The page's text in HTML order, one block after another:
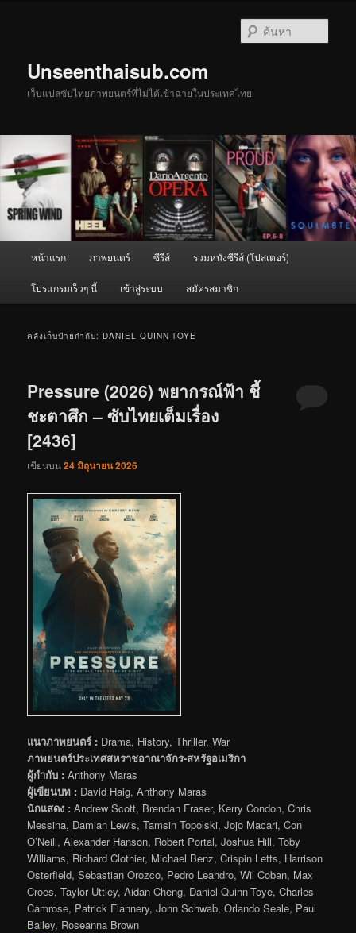
Unseenthaisub.com
เว็บแปลซับไทยภาพยนตร์ที่ไม่ได้เข้าฉายในประเทศไทย
หน้าแรก ภาพยนตร์ ซีรีส์ รวมหนังซีรีส์ (โปสเตอร์)
โปรแกรมเร็วๆ นี้ เข้าสู่ระบบ สมัครสมาชิก
คลังเก็บป้ายกำกับ: DANIEL QUINN-TOYE
Pressure (2026) พยากรณ์ฟ้า ชี้
ชะตาศึก – ซับไทยเต็มเรื่อง
[2436]
เขียนบน24 มิถุนายน 2026
แนวภาพยนตร์ : Drama, History, Thriller, War
ภาพยนตร์ประเทศสหราชอาณาจักร-สหรัฐอเมริกา
ผู้กำกับ : Anthony Maras
ผู้เขียนบท : David Haig, Anthony Maras
นักแสดง : Andrew Scott, Brendan Fraser, Kerry Condon, Chris
Messina, Damian Lewis, Tamsin Topolski, Jojo Macari, Con
O’Neill, Alexander Hanson, Robert Portal, Joshua Hill, Toby
Williams, Richard Clothier, Michael Benz, Crispin Letts, Harrison
Osterfield, Sebastian Orozco, Pedro Leandro, Wil Coban, Max
Croes, Taylor Uttley, Aidan Cheng, Daniel Quinn-Toye, Charles
Camrose, Patrick Flannery, John Schwab, Orlando Seale, Paul
Bailey, Roseanna Brown